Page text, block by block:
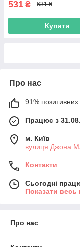
531 ₴ 631 ₴
Купити
Про нас
91% позитивних
Працює з
м. Київ
вулиця Джона
Контакти
Сьогодні
Показати весь
Про нас